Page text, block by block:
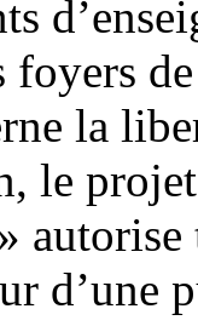
la
le
d’une